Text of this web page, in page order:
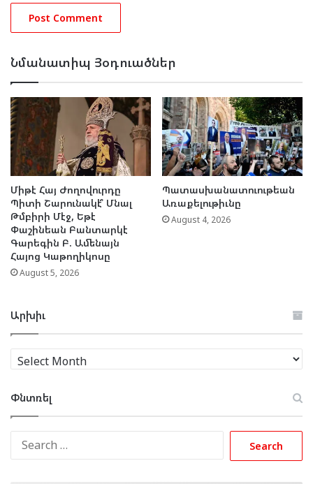
Նմանատիպ Յօդուածներ
Միթէ Հայ Ժողովուրդը
Պիտի Շարունակէ՞ Մնալ
Թմբիրի Մէջ, Եթէ
Փաշինեան Բանտարկէ
Գարեգին Բ. Ամենայն
Հայոց Կաթողիկոսը
August 5, 2026
Պատասխանատուութեան
Առաքելութիւնը
August 4, 2026
Արխիւ
Արխիւ
Փնտռել